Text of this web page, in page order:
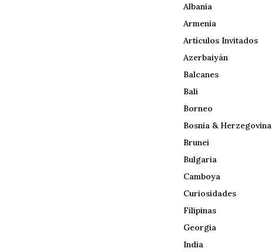
Albania
Armenia
Artículos Invitados
Azerbaiyán
Balcanes
Bali
Borneo
Bosnia & Herzegovina
Brunei
Bulgaria
Camboya
Curiosidades
Filipinas
Georgia
India